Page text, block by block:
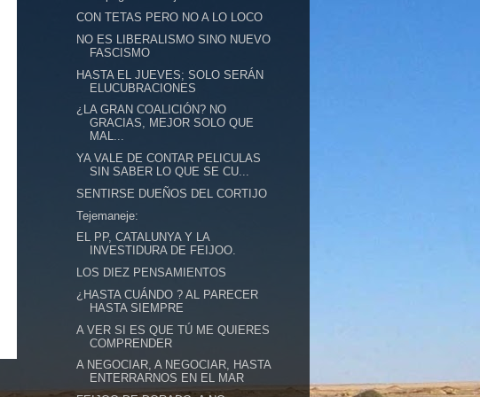
CON TETAS PERO NO A LO LOCO
NO ES LIBERALISMO SINO NUEVO
FASCISMO
HASTA EL JUEVES; SOLO SERÁN
ELUCUBRACIONES
¿LA GRAN COALICIÓN? NO
GRACIAS, MEJOR SOLO QUE
MAL...
YA VALE DE CONTAR PELICULAS
SIN SABER LO QUE SE CU...
SENTIRSE DUEÑOS DEL CORTIJO
Tejemaneje:
EL PP, CATALUNYA Y LA
INVESTIDURA DE FEIJOO.
LOS DIEZ PENSAMIENTOS
¿HASTA CUÁNDO ? AL PARECER
HASTA SIEMPRE
A VER SI ES QUE TÚ ME QUIERES
COMPRENDER
A NEGOCIAR, A NEGOCIAR, HASTA
ENTERRARNOS EN EL MAR